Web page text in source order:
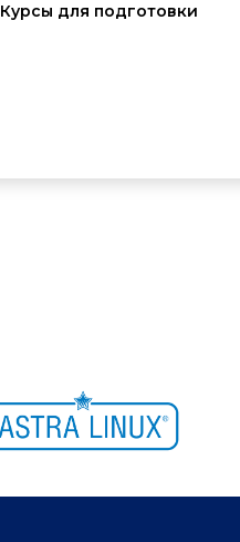
Курсы для подготовки